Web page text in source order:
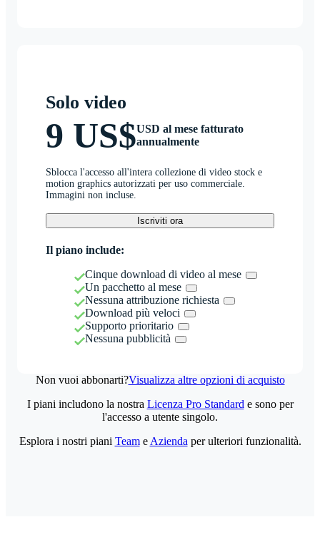
Solo video
9 US$USD al mese fatturato
annualmente
Sblocca l'accesso all'intera collezione di video stock e
motion graphics autorizzati per uso commerciale.
Immagini non incluse.
Iscriviti ora
Il piano include:
Cinque download di video al mese
Un pacchetto al mese
Nessuna attribuzione richiesta
Download più veloci
Supporto prioritario
Nessuna pubblicità
Non vuoi abbonarti?Visualizza altre opzioni di acquisto
I piani includono la nostra Licenza Pro Standard e sono per
l'accesso a utente singolo.
Esplora i nostri piani Teame Azienda per ulteriori funzionalità.